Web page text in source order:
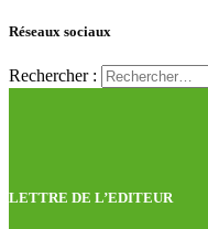
Réseaux sociaux
Rechercher :
LETTRE DE L’EDITEUR